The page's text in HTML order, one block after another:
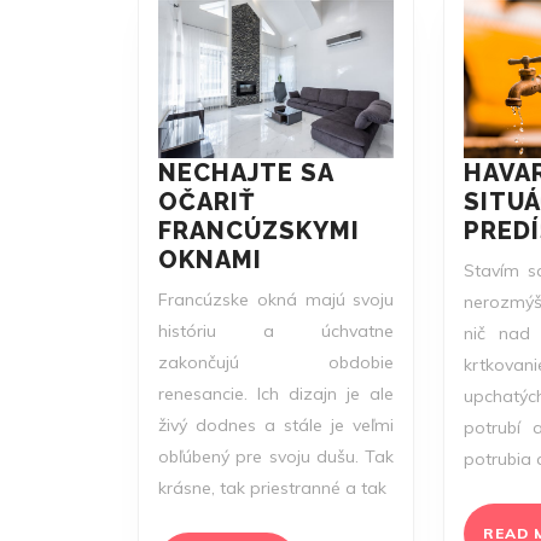
NECHAJTE SA
OČARIŤ
FRANCÚZSKYMI
OKNAMI
SA
OČARIŤ
FRANCÚZSKYMI
OKNAMI
Francúzske okná majú svoju
históriu a úchvatne
zakončujú obdobie
renesancie. Ich dizajn je ale
živý dodnes a stále je veľmi
obľúbený pre svoju dušu. Tak
krásne, tak priestranné a tak
Stavím
nič nad
potrubí
potrubia
READ